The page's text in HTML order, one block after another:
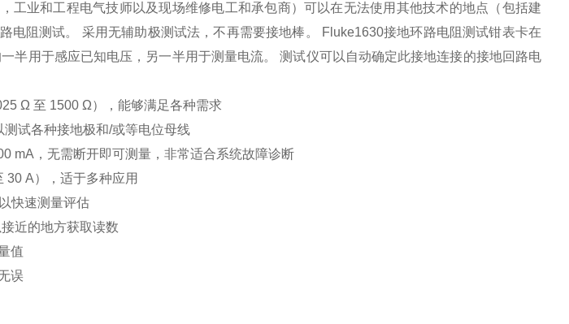
工业和工程电气技师以及现场维修电工和承包商）可以在无法使用其他技术的地点（包括建
电阻测试。 采用无辅助极测试法，不再需要接地棒。 Fluke1630接地环路电阻测试钳表卡在
半用于感应已知电压，另一半用于测量电流。 测试仪可以自动确定此接地连接的接地回路电
Ω 至 1500 Ω），能够满足各种需求
试各种接地极和/或等电位母线
mA，无需断开即可测量，非常适合系统故障诊断
30 A），适于多种应用
快速测量评估
近的地方获取读数
值
误